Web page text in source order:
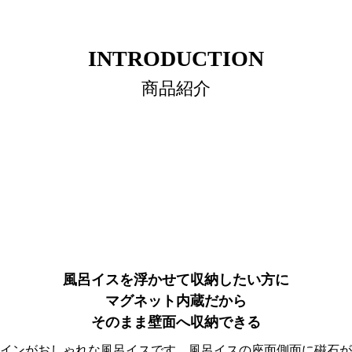
INTRODUCTION
商品紹介
風呂イスを浮かせて収納したい方に
マグネット内蔵だから
そのまま壁面へ収納できる